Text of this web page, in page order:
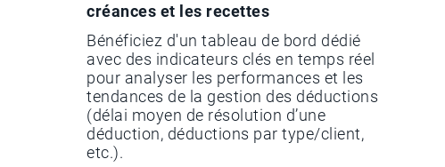
créances et les recettes
Bénéficiez d'un tableau de bord dédié
avec des indicateurs clés en temps réel
pour analyser les performances et les
tendances de la gestion des déductions
(délai moyen de résolution d’une
déduction, déductions par type/client,
etc.).